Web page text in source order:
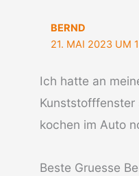
BERND
21. MAI 2023 UM
Ich hatte an
kochen im Auto
Beste Gruesse